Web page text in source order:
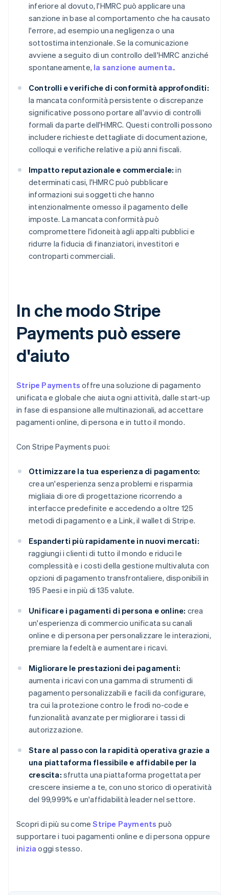
inferiore al dovuto, l'HMRC può applicare una
sanzione in base al comportamento che ha causato
l'errore, ad esempio una negligenza o una
sottostima intenzionale. Se la comunicazione
avviene a seguito di un controllo dell'HMRC anziché
spontaneamente, la sanzione aumenta..
Controlli e verifiche di conformità approfonditi:
la mancata conformità persistente o discrepanze
significative possono portare all'avvio di controlli
formali da parte dell'HMRC. Questi controlli possono
includere richieste dettagliate di documentazione,
colloqui e verifiche relative a più anni fiscali.
Impatto reputazionale e commerciale: in
determinati casi, l'HMRC può pubblicare
informazioni sui soggetti che hanno
intenzionalmente omesso il pagamento delle
imposte. La mancata conformità può
compromettere l'idoneità agli appalti pubblici e
ridurre la fiducia di finanziatori, investitori e
controparti commerciali.
In che modo Stripe
Payments può essere
d'aiuto
Stripe Payments offre una soluzione di pagamento
unificata e globale che aiuta ogni attività, dalle start-up
in fase di espansione alle multinazionali, ad accettare
pagamenti online, di persona e in tutto il mondo.
Con Stripe Payments puoi:
Ottimizzare la tua esperienza di pagamento:
crea un'esperienza senza problemi e risparmia
migliaia di ore di progettazione ricorrendo a
interfacce predefinite e accedendo a oltre 125
metodi di pagamento e a Link, il wallet di Stripe.
Espanderti più rapidamente in nuovi mercati:
raggiungi i clienti di tutto il mondo e riduci le
complessità e i costi della gestione multivaluta con
opzioni di pagamento transfrontaliere, disponibili in
195 Paesi e in più di 135 valute.
Unificare i pagamenti di persona e online: crea
un'esperienza di commercio unificata su canali
online e di persona per personalizzare le interazioni,
premiare la fedeltà e aumentare i ricavi.
Migliorare le prestazioni dei pagamenti:
aumenta i ricavi con una gamma di strumenti di
pagamento personalizzabili e facili da configurare,
tra cui la protezione contro le frodi no-code e
funzionalità avanzate per migliorare i tassi di
autorizzazione.
Stare al passo con la rapidità operativa grazie a
una piattaforma flessibile e affidabile per la
crescita: sfrutta una piattaforma progettata per
crescere insieme a te, con uno storico di operatività
del 99,999% e un'affidabilità leader nel settore.
Scopri di più su comeStripe Payments può
supportare i tuoi pagamenti online e di persona oppure
inizia oggi stesso.
English